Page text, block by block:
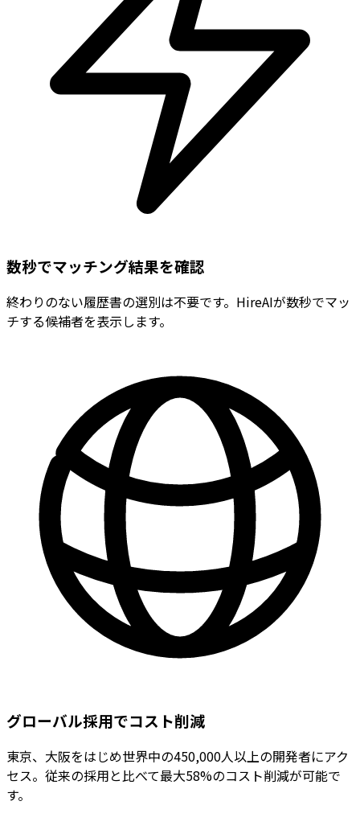
数秒でマッチング結果を確認
終わりのない履歴書の選別は不要です。HireAIが数秒でマッ
チする候補者を表示します。
グローバル採用でコスト削減
東京、大阪をはじめ世界中の450,000人以上の開発者にアク
セス。従来の採用と比べて最大58%のコスト削減が可能で
す。